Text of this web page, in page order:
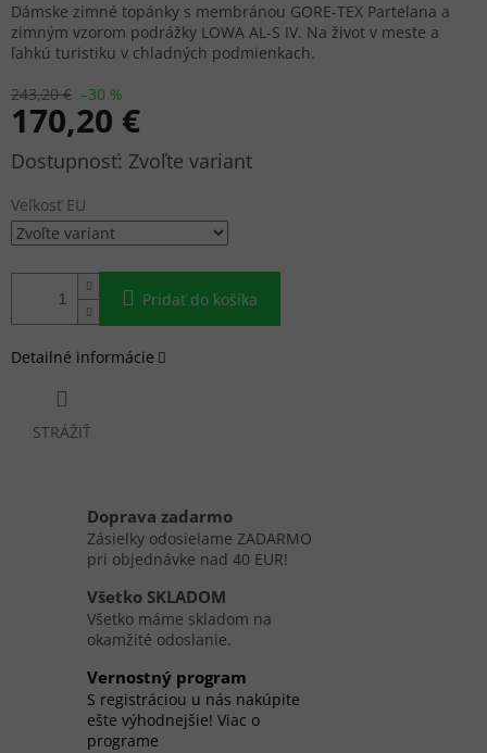
243,20 € –30 %
170,20 €
Jednotková
Zvoľte variant
Veľkosť EU
Pridať do košíka
Dámske zimné topánky s membránou GORE-TEX Partelana a
zimným vzorom podrážky LOWA AL-S IV. Na život v meste a
ľahkú turistiku v chladných podmienkach.
Detailné informácie
STRÁŽIŤ
Doprava zadarmo
Zásielky odosielame ZADARMO
pri objednávke nad 40 EUR!
Všetko SKLADOM
Všetko máme skladom na
okamžité odoslanie.
Vernostný program
S registráciou u nás nakúpite
ešte výhodnejšie! Viac o
programe